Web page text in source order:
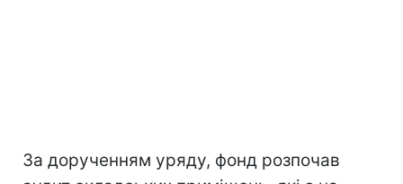
За дорученням уряду, фонд розпочав